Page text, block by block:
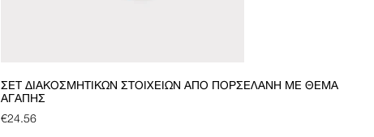
ΣΕΤ ΔΙΑΚΟΣΜΗΤΙΚΏΝ ΣΤΟΙΧΕΊΩΝ ΑΠΌ ΠΟΡΣΕΛΆΝΗ ΜΕ ΘΈΜΑ
ΑΓΆΠΗΣ
€24.56